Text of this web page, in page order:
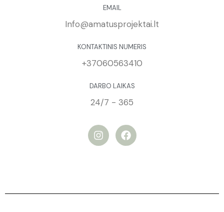
EMAIL
Info@amatusprojektai.lt
KONTAKTINIS NUMERIS
+37060563410
DARBO LAIKAS
24/7 - 365
I
n
s
a
F
a
c
k